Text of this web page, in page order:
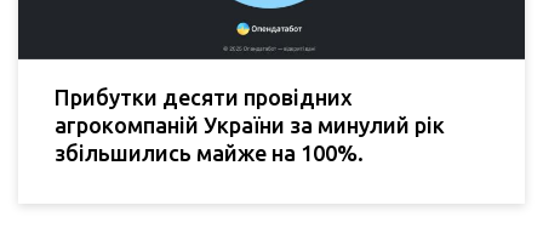
Прибутки десяти провідних
агрокомпаній України за минулий рік
збільшились майже на 100%.